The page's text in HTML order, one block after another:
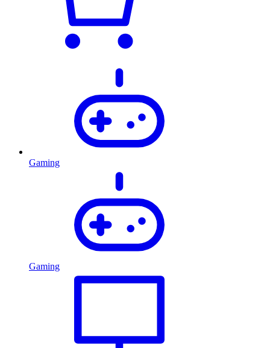
Gaming
Gaming